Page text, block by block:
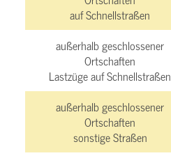
auf Schnellstraßen
außerhalb geschlossener
Ortschaften
Lastzüge auf Schnellstraßen
außerhalb geschlossener
Ortschaften
sonstige Straßen